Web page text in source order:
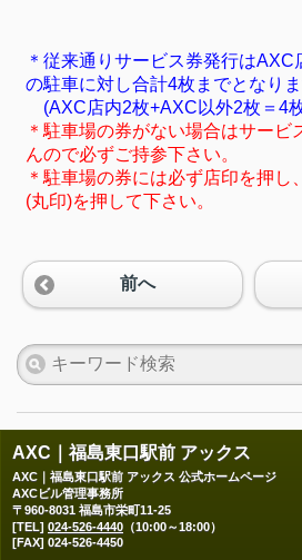
＊従来通りサービス券発行はAXC
の駐車に対し合計4枚までとなりま
(AXC店内2枚+AXC以外2枚＝4
＊駐車場の券がない場合はサービ
んので必ずご持参下さい。
＊駐車場の券には必ず店印を押し
(丸印)を押して下さい。
前へ
AXC｜福島東口駅前 アックス
AXC｜福島東口駅前 アックス 公式ホームページ
AXCビル管理事務所
〒960-8031 福島市栄町11-25
[TEL] 024-526-4440 （10:00～18:00）
[FAX] 024-526-4450